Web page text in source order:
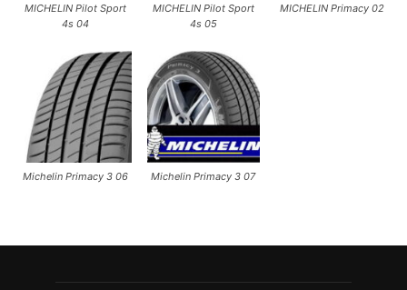
MICHELIN Pilot Sport
4s 04
MICHELIN Pilot Sport
4s 05
MICHELIN Primacy 02
Michelin Primacy 3 06 Michelin Primacy 3 07